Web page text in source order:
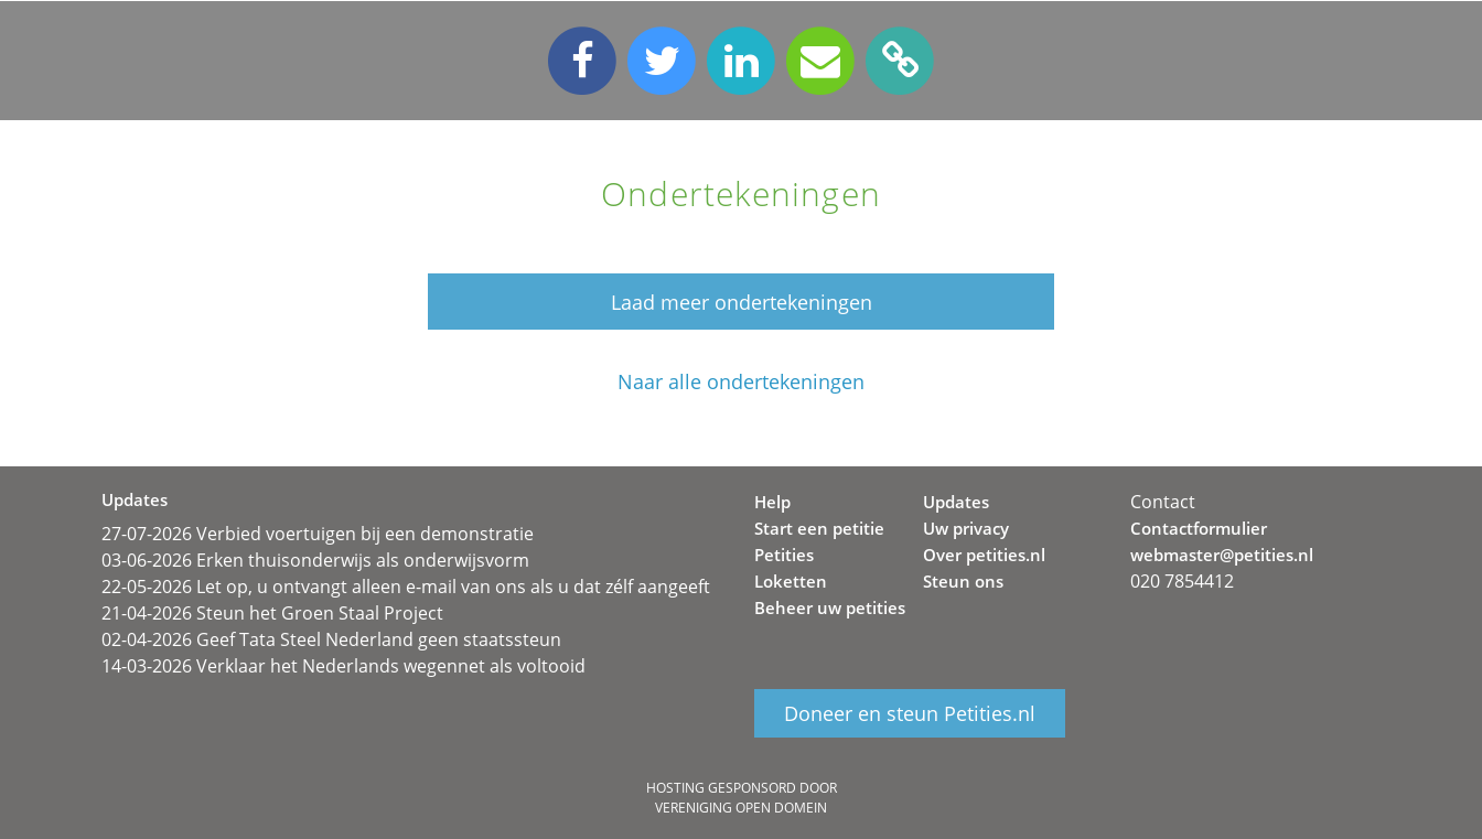
Ondertekeningen
Laad meer ondertekeningen
Naar alle ondertekeningen
Updates
27-07-2026 Verbied voertuigen bij een demonstratie
03-06-2026 Erken thuisonderwijs als onderwijsvorm
22-05-2026 Let op, u ontvangt alleen e-mail van ons als u dat zélf aangeeft
21-04-2026 Steun het Groen Staal Project
02-04-2026 Geef Tata Steel Nederland geen staatssteun
14-03-2026 Verklaar het Nederlands wegennet als voltooid
Help
Start een petitie
Petities
Loketten
Beheer uw petities
Updates
Uw privacy
Over petities.nl
Steun ons
Doneer en steun Petities.nl
Contact
Contactformulier
webmaster@petities.nl
020 7854412
HOSTING GESPONSORD DOOR
VERENIGING OPEN DOMEIN